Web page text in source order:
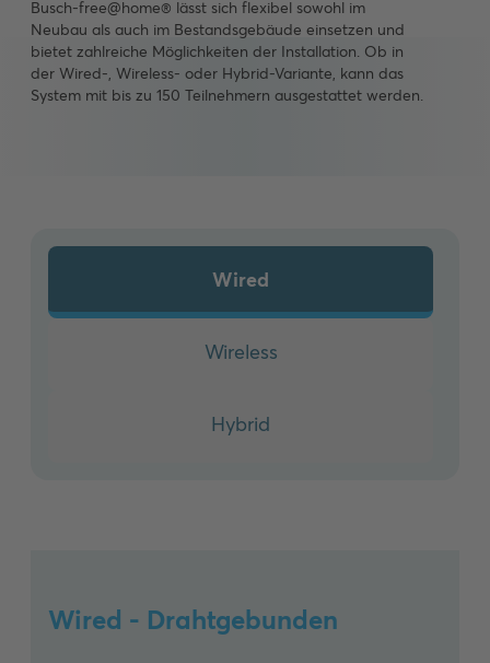
Busch-free@home® lässt sich flexibel sowohl im
Neubau als auch im Bestandsgebäude einsetzen und
bietet zahlreiche Möglichkeiten der Installation. Ob in
der Wired-, Wireless- oder Hybrid-Variante, kann das
System mit bis zu 150 Teilnehmern ausgestattet werden.
Wired
Wireless
Hybrid
Wired - Drahtgebunden
Wireless - Funk
Lösungen ist ideal für Gebäude, in denen Bereiche zu
unterschiedlichen Zeitpunkten modernisiert werden,